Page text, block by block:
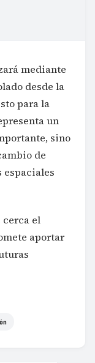
mediante
desde la
para la
un
sino
de
espaciales
el
aportar